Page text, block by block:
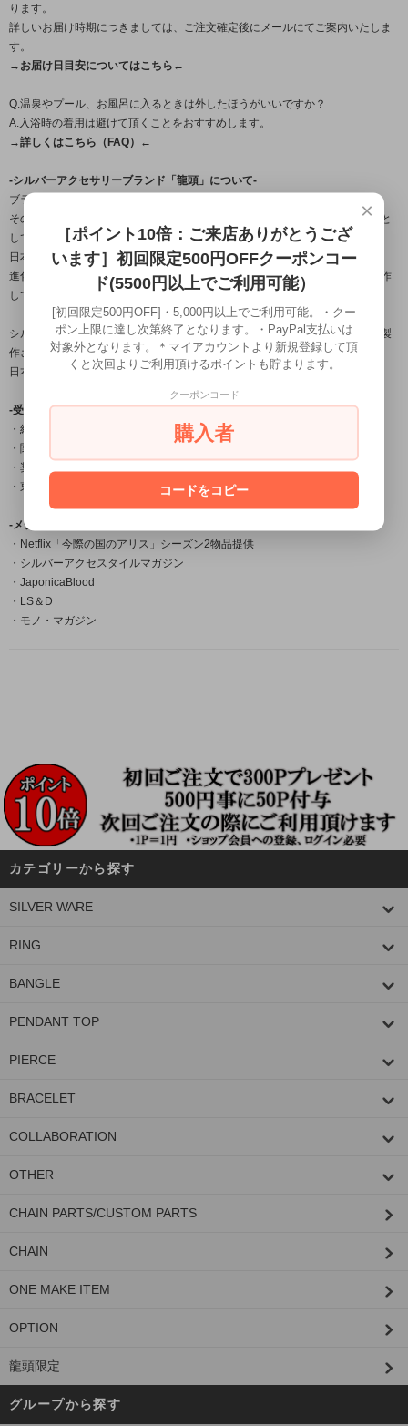
ります。
詳しいお届け時期につきましては、ご注文確定後にメールにてご案内いたしま
す。
→お届け日目安についてはこちら←
Q.温泉やプール、お風呂に入るときは外したほうがいいですか？
A.入浴時の着用は避けて頂くことをおすすめします。
→詳しくはこちら（FAQ）←
-シルバーアクセサリーブランド「龍頭」について-
ブランド名の「龍頭」とは梵鐘の最上部にある鐘を吊るす留め金の名。
その良し悪しで鐘の風格さえも変えてしまう必要不可欠な大事な部分を由来と
しており、
日本古来から受け継がれている銀器の伝統技法を用いながら、
進化する伝統をコンセプトに身に付ける者に独特の存在感を与える作品を製作
しております。
シルバーアクセサリー龍頭は数々の賞を受賞している「小平光嵐」によって製
作され
日本国内だけでなく海外の取引先でも販売されご愛用頂いております。
-受賞一覧-
・経済産業大臣賞
・関東経済産業局長賞
・奨励賞
・東京銀器伝統工芸士会会長賞
-メディア掲載-
・Netflix「今際の国のアリス」シーズン2物品提供
・シルバーアクセスタイルマガジン
・JaponicaBlood
・LS＆D
・モノ・マガジン
カテゴリーから探す
SILVER WARE
RING
BANGLE
PENDANT TOP
PIERCE
BRACELET
COLLABORATION
OTHER
CHAIN PARTS/CUSTOM PARTS
CHAIN
ONE MAKE ITEM
OPTION
龍頭限定
グループから探す
×
［ポイント10倍：ご来店ありがとうござ
います］初回限定500円OFFクーポンコー
ド(5500円以上でご利用可能）
[初回限定500円OFF]・5,000円以上でご利用可能。・クー
ポン上限に達し次第終了となります。・PayPal支払いは
対象外となります。＊マイアカウントより新規登録して頂
くと次回よりご利用頂けるポイントも貯まります。
クーポンコード
購入者
コードをコピー